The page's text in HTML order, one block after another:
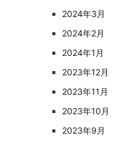
2024年3月
2024年2月
2024年1月
2023年12月
2023年11月
2023年10月
2023年9月